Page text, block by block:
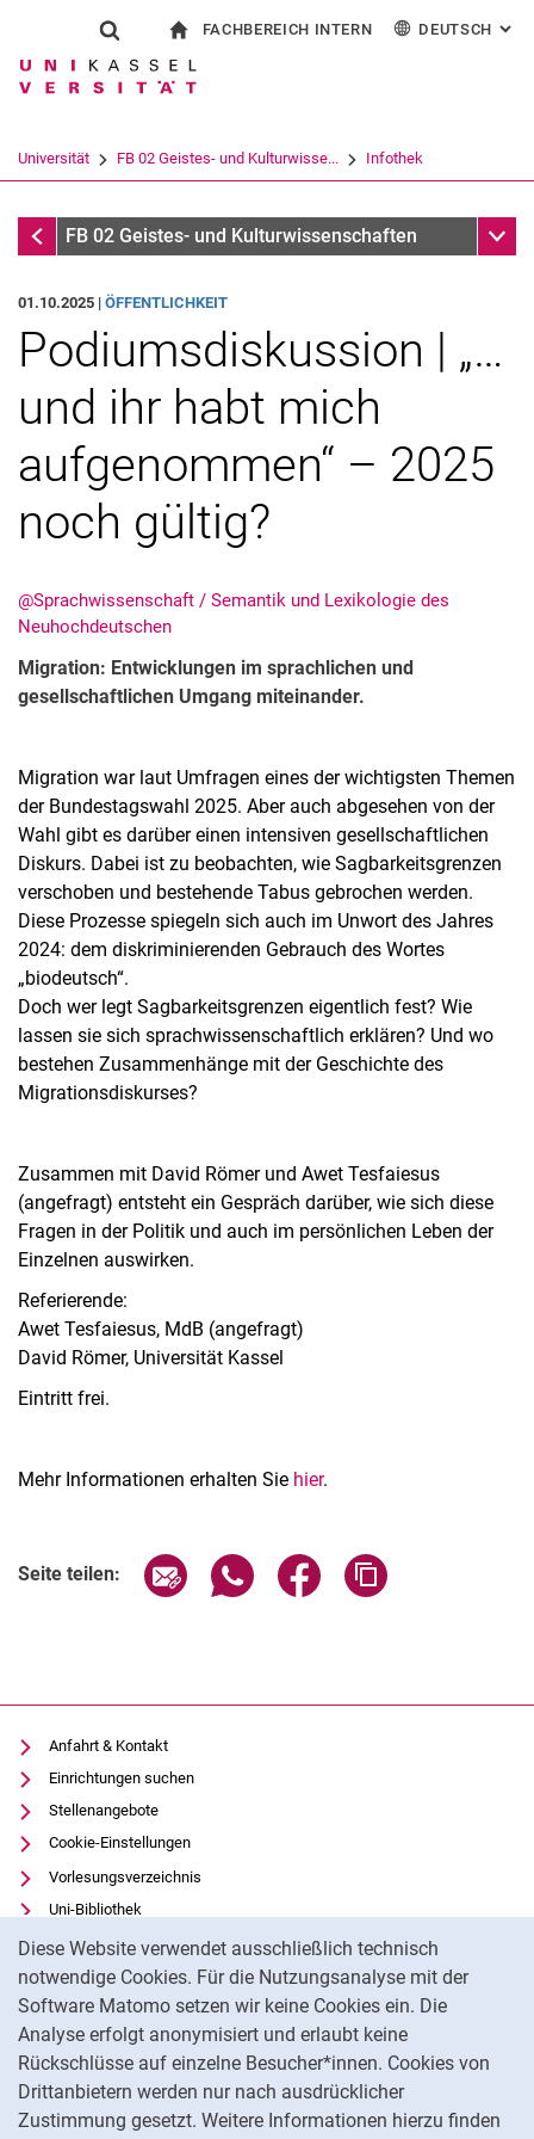
Springe direkt zu: Inhalt
Springe direkt zu: Suche
Springe direkt zu:
Diese Website verwendet ausschließlich technisch
notwendige Cookies. Für die Nutzungsanalyse mit der
Software Matomo setzen wir keine Cookies ein. Die
Analyse erfolgt anonymisiert und erlaubt keine
Rückschlüsse auf einzelne Besucher*innen. Cookies von
Drittanbietern werden nur nach ausdrücklicher
Zustimmung gesetzt. Weitere Informationen hierzu finden
Suchformular
Suchbegriff
Suchen (öffnet externen Link in einem
FACHBEREICH INTERN DEUTSCH :
Universität FB 02 Geistes- und Kulturwisse... Infothek
InfothekFB 02 Geistes- und Kulturwissenschaften
01.10.2025 | ÖFFENTLICHKEIT
Podiumsdiskussion | „…
und ihr habt mich
aufgenommen“ – 2025
noch gültig?
@Sprachwissenschaft / Semantik und Lexikologie des
Neuhochdeutschen
Migration: Entwicklungen im sprachlichen und
gesellschaftlichen Umgang miteinander.
Migration war laut Umfragen eines der wichtigsten Themen
der Bundestagswahl 2025. Aber auch abgesehen von der
Wahl gibt es darüber einen intensiven gesellschaftlichen
Diskurs. Dabei ist zu beobachten, wie Sagbarkeitsgrenzen
verschoben und bestehende Tabus gebrochen werden.
Diese Prozesse spiegeln sich auch im Unwort des Jahres
2024: dem diskriminierenden Gebrauch des Wortes
„biodeutsch“.
Doch wer legt Sagbarkeitsgrenzen eigentlich fest? Wie
lassen sie sich sprachwissenschaftlich erklären? Und wo
bestehen Zusammenhänge mit der Geschichte des
Migrationsdiskurses?
Zusammen mit David Römer und Awet Tesfaiesus
(angefragt) entsteht ein Gespräch darüber, wie sich diese
Fragen in der Politik und auch im persönlichen Leben der
Einzelnen auswirken.
Referierende:
Awet Tesfaiesus, MdB (angefragt)
David Römer, Universität Kassel
Eintritt frei.
Mehr Informationen erhalten Sie hier.
Seite teilen: Seite über E-Mail teilen
Seite über WhatsApp teilen
Seite über Facebook
Anfahrt & Kontakt
Einrichtungen suchen
Stellenangebote
Cookie-Einstellungen
Vorlesungsverzeichnis
Uni-Bibliothek
Moodle
Panopto
Datenschutz
Barrierefreiheit
Transparenter KI-Einsatz